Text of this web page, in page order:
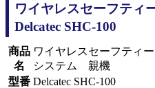
ワイヤレスセーフテ
Delcatec SHC-100
商品
名
ワイヤレスセーフティー
システム 親機
型番 Delcatec SHC-100